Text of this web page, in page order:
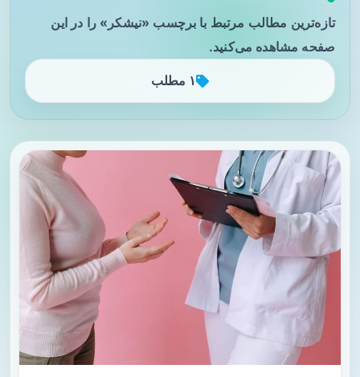
تازه‌ترین مطالب مرتبط با برچسب «نیشکر» را در این
صفحه مشاهده می‌کنید.
۱ مطلب